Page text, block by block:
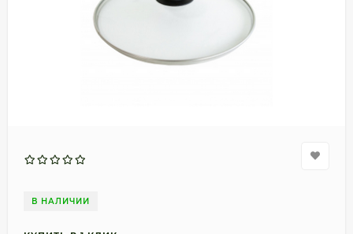
В НАЛИЧИИ